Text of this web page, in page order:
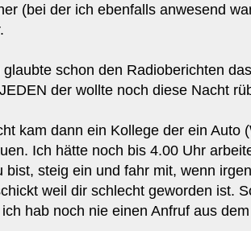
(bei der ich ebenfalls anwesend
schon den Radioberichten
der wollte noch diese Nacht
kam dann ein Kollege der ein
Ich hätte noch bis 4.00 Uhr
bist, steig ein und fahr mit, wenn
weil dir schlecht geworden ist.
hab noch nie einen Anfruf aus